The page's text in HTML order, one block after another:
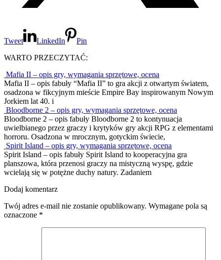
Tweet LinkedIn
Pin
WARTO PRZECZYTAĆ:
Mafia II – opis gry, wymagania sprzętowe, ocena
Mafia II – opis fabuły “Mafia II” to gra akcji z otwartym światem,
osadzona w fikcyjnym mieście Empire Bay inspirowanym Nowym
Jorkiem lat 40. i
Bloodborne 2 – opis gry, wymagania sprzętowe, ocena
Bloodborne 2 – opis fabuły Bloodborne 2 to kontynuacja
uwielbianego przez graczy i krytyków gry akcji RPG z elementami
horroru. Osadzona w mrocznym, gotyckim świecie,
Spirit Island – opis gry, wymagania sprzętowe, ocena
Spirit Island – opis fabuły Spirit Island to kooperacyjna gra
planszowa, która przenosi graczy na mistyczną wyspę, gdzie
wcielają się w potężne duchy natury. Zadaniem
Dodaj komentarz
Twój adres e-mail nie zostanie opublikowany. Wymagane pola są
oznaczone *